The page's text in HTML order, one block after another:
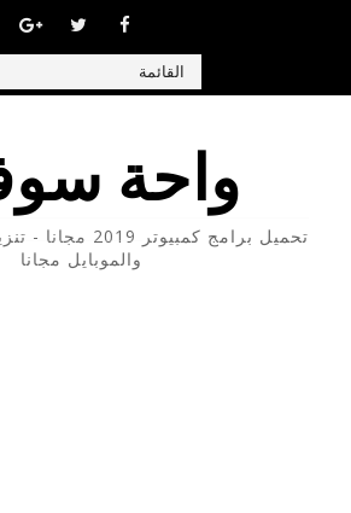
واحة
تحميل برامج
والموبايل مجانا